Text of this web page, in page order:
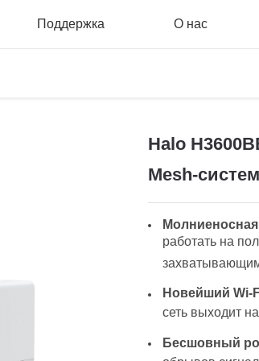
Поддержка О нас
Halo
Mesh-
работать на
Новейший Wi-
сеть выходит
Бесшовный